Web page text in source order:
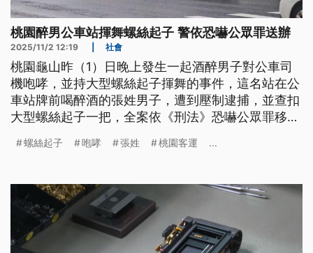
桃園醉男公車站揮舞螺絲起子 警依恐嚇公眾罪送辦
2025/11/2 12:19 社會
桃園龜山昨（1）日晚上發生一起酒醉男子對公車司
機咆哮，並持大型螺絲起子揮舞的事件，這名站在公
車站牌前喝醉酒的張姓男子，遭到壓制逮捕，並查扣
大型螺絲起子一把，全案依《刑法》恐嚇公眾罪移送
螺絲起子 咆哮 張姓 桃園客運 ...